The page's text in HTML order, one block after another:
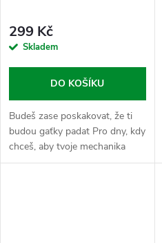
299 Kč
Skladem
DO KOŠÍKU
Budeš zase poskakovat, že ti
budou gaťky padat Pro dny, kdy
chceš, aby tvoje mechanika
držela krok s tvým tempem a